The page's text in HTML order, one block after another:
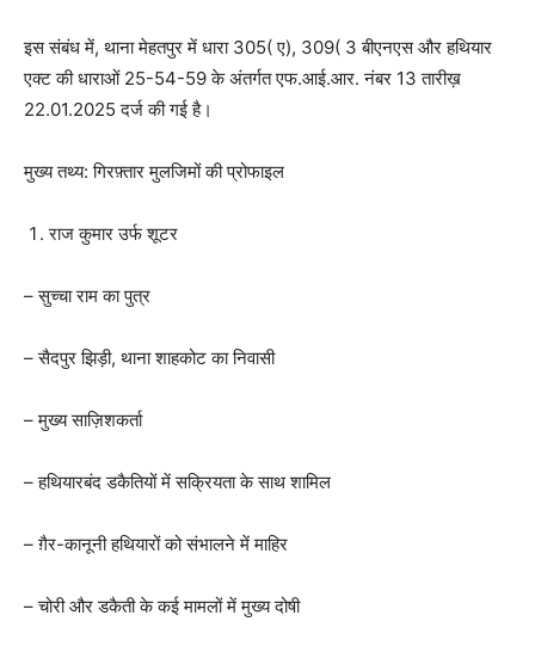
इस संबंध में, थाना मेहतपुर में धारा 305( ए), 309( 3 बीएनएस और हथियार
एक्ट की धाराओं 25-54-59 के अंतर्गत एफ.आई.आर. नंबर 13 तारीख़
22.01.2025 दर्ज की गई है।
मुख्य तथ्य: गिरफ़्तार मुलजिमों की प्रोफाइल
राज कुमार उर्फ शूटर
– सुच्चा राम का पुत्र
– सैदपुर झिड़ी, थाना शाहकोट का निवासी
– मुख्य साज़िशकर्ता
– हथियारबंद डकैतियों में सक्रियता के साथ शामिल
– ग़ैर-कानूनी हथियारों को संभालने में माहिर
– चोरी और डकैती के कई मामलों में मुख्य दोषी